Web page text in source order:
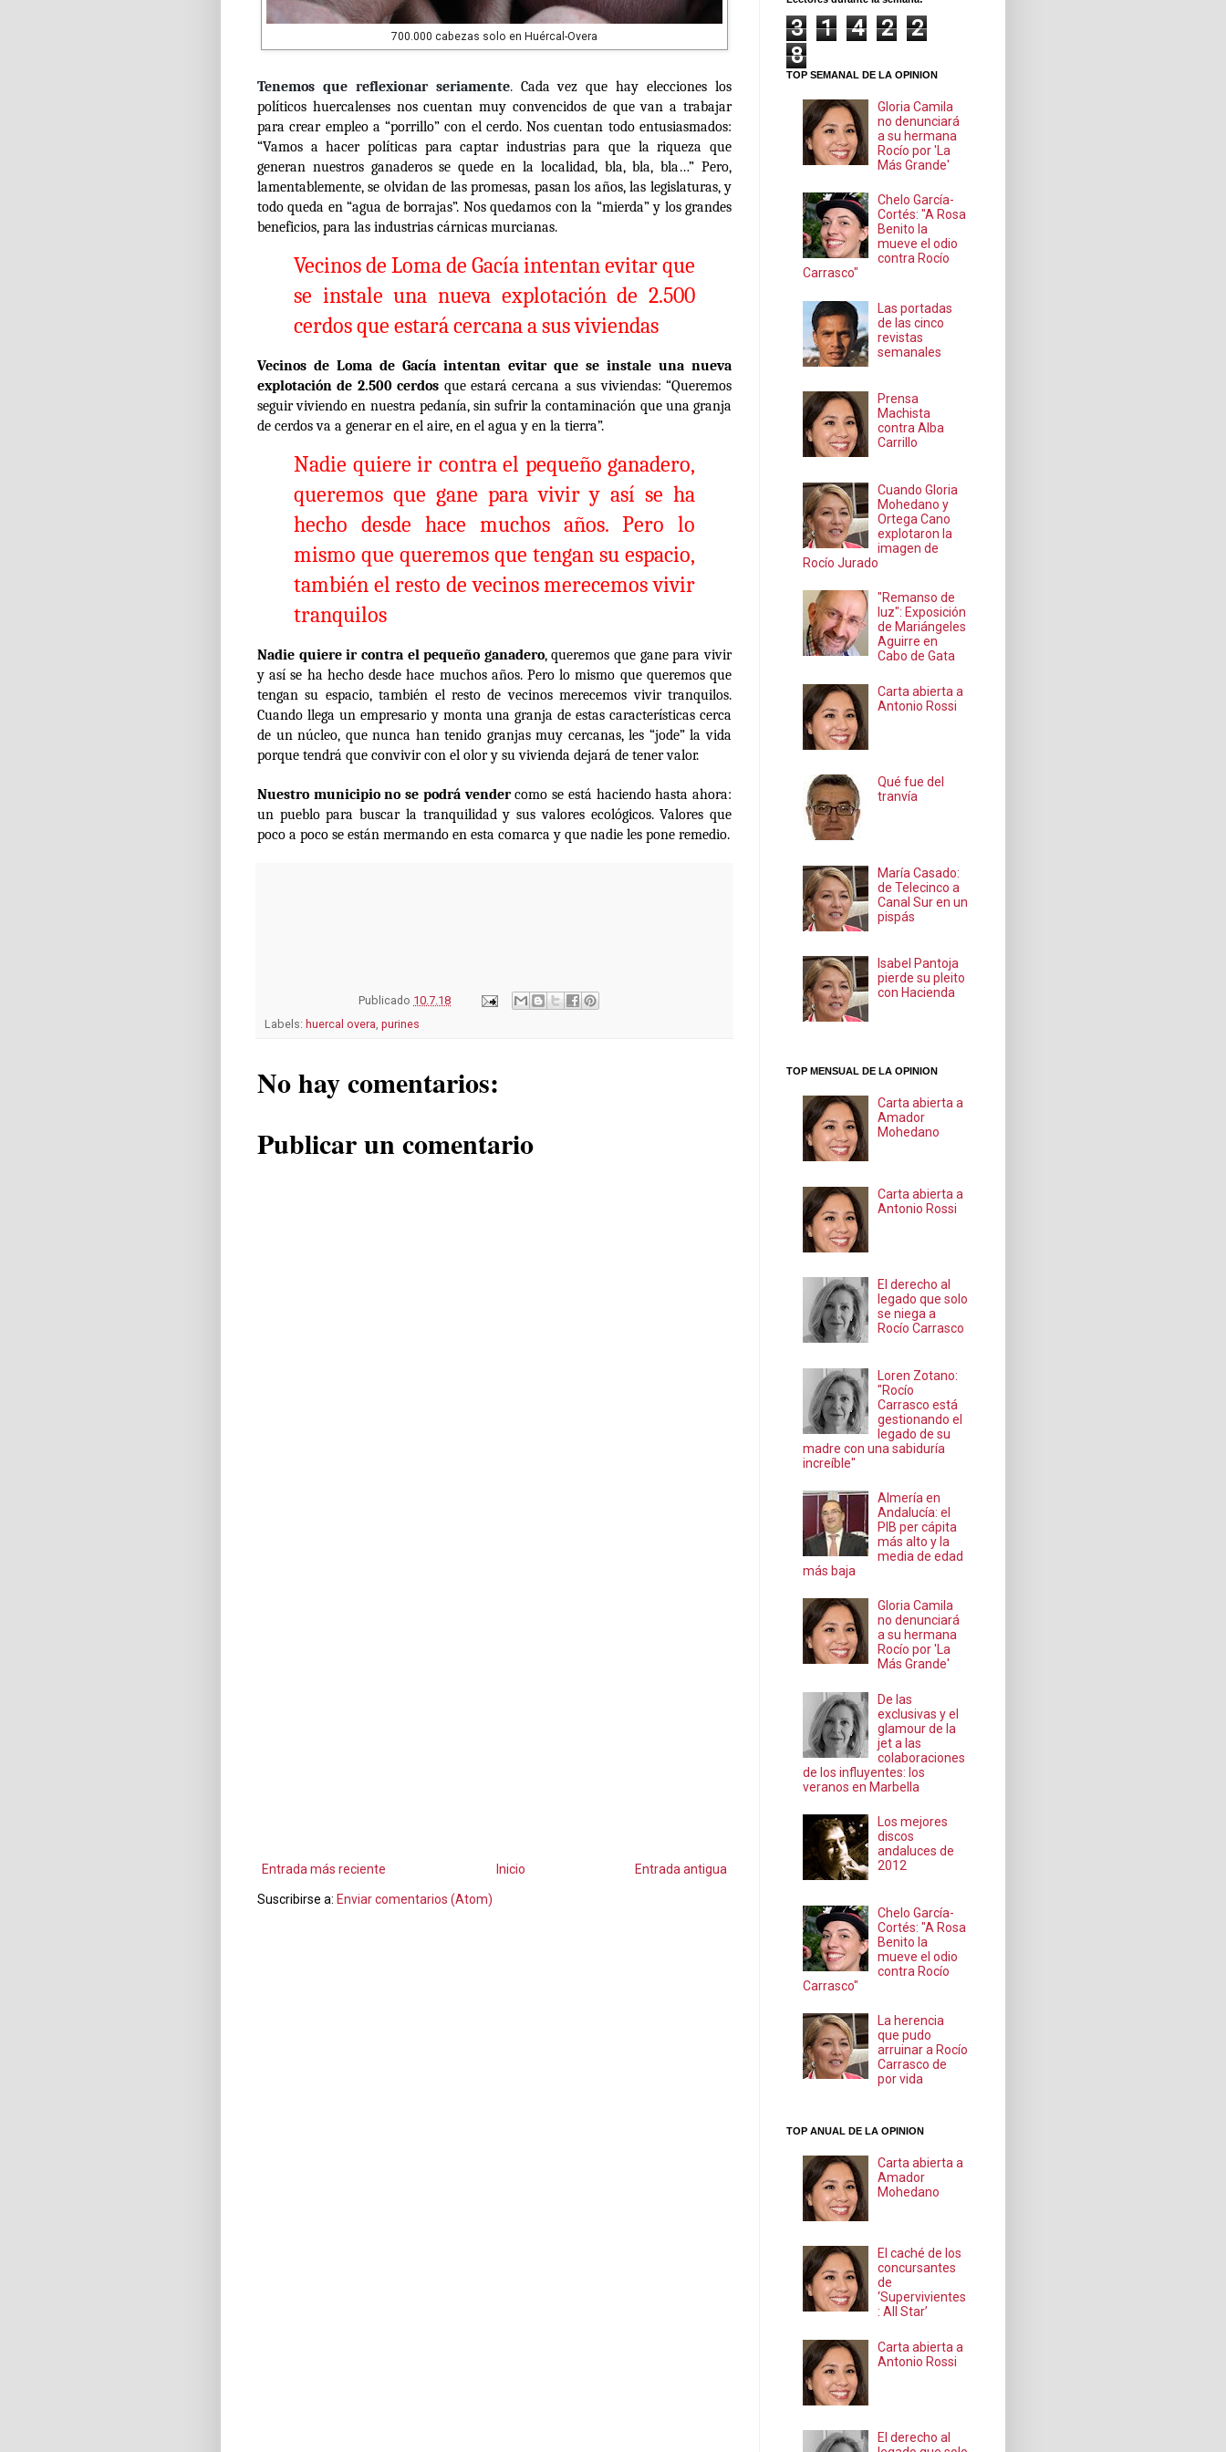
700.000 cabezas solo en Huércal-Overa
Tenemos que reflexionar seriamente. Cada vez que hay elecciones los
políticos huercalenses nos cuentan muy convencidos de que van a trabajar
para crear empleo a “porrillo” con el cerdo. Nos cuentan todo entusiasmados:
“Vamos a hacer políticas para captar industrias para que la riqueza que
generan nuestros ganaderos se quede en la localidad, bla, bla, bla…” Pero,
lamentablemente, se olvidan de las promesas, pasan los años, las legislaturas, y
todo queda en “agua de borrajas”. Nos quedamos con la “mierda” y los grandes
beneficios, para las industrias cárnicas murcianas.
Vecinos de Loma de Gacía intentan evitar que
se instale una nueva explotación de 2.500
cerdosque estará cercana a sus viviendas
Vecinos de Loma de Gacía intentan evitar que se instale una nueva
explotación de 2.500 cerdos que estará cercana a sus viviendas: “Queremos
seguir viviendo en nuestra pedanía, sin sufrir la contaminación que una granja
de cerdos va a generar en el aire, en el agua y en la tierra”.
Nadie quiere ir contra el pequeño ganadero,
queremos que gane para vivir y así se ha
hecho desde hace muchos años. Pero lo
mismo que queremos que tengan su espacio,
también el resto de vecinos merecemos vivir
tranquilos
Nadie quiere ir contra el pequeño ganadero, queremos que gane para vivir
y así se ha hecho desde hace muchos años. Pero lo mismo que queremos que
tengan su espacio, también el resto de vecinos merecemos vivir tranquilos.
Cuando llega un empresario y monta una granja de estas características cerca
de un núcleo, que nunca han tenido granjas muy cercanas, les “jode” la vida
porque tendrá que convivir con el olor y su vivienda dejará de tener valor.
Nuestro municipio no se podrá vendercomo se está haciendo hasta ahora:
un pueblo para buscar la tranquilidad y sus valores ecológicos. Valores que
poco a poco se están mermando en esta comarca y que nadie les pone remedio.
Publicado 10.7.18
Labels: huercal overa, purines
No hay comentarios:
Publicar un comentario
Entrada más reciente Entrada antigua
Inicio
Suscribirse a: Enviar comentarios (Atom)
3 1 4 2
2
8
TOP SEMANAL DE LA OPINION
Gloria Camila
no denunciará
a su hermana
Rocío por 'La
Más Grande'
Chelo García-
Cortés: "A Rosa
Benito la
mueve el odio
contra Rocío
Carrasco"
Las portadas
de las cinco
revistas
semanales
Prensa
Machista
contra Alba
Carrillo
Cuando Gloria
Mohedano y
Ortega Cano
explotaron la
imagen de
Rocío Jurado
"Remanso de
luz": Exposición
de Mariángeles
Aguirre en
Cabo de Gata
Carta abierta a
Antonio Rossi
Qué fue del
tranvía
María Casado:
de Telecinco a
Canal Sur en un
pispás
Isabel Pantoja
pierde su pleito
con Hacienda
TOP MENSUAL DE LA OPINION
Carta abierta a
Amador
Mohedano
Carta abierta a
Antonio Rossi
El derecho al
legado que solo
se niega a
Rocío Carrasco
Loren Zotano:
"Rocío
Carrasco está
gestionando el
legado de su
madre con una sabiduría
increíble"
Almería en
Andalucía: el
PIB per cápita
más alto y la
media de edad
más baja
Gloria Camila
no denunciará
a su hermana
Rocío por 'La
Más Grande'
De las
exclusivas y el
glamour de la
jet a las
colaboraciones
de los influyentes: los
veranos en Marbella
Los mejores
discos
andaluces de
2012
Chelo García-
Cortés: "A Rosa
Benito la
mueve el odio
contra Rocío
Carrasco"
La herencia
que pudo
arruinar a Rocío
Carrasco de
por vida
TOP ANUAL DE LA OPINION
Carta abierta a
Amador
Mohedano
El caché de los
concursantes
de
‘Supervivientes
: All Star’
Carta abierta a
Antonio Rossi
El derecho al